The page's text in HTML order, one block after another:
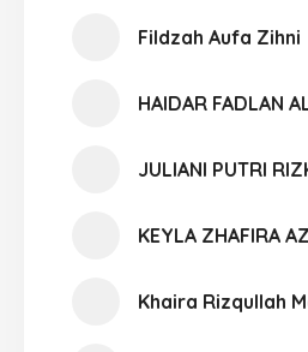
Fildzah Aufa Zihni
HAIDAR FADLAN
JULIANI PUTRI
KEYLA ZHAFIRA
Khaira Rizqullah